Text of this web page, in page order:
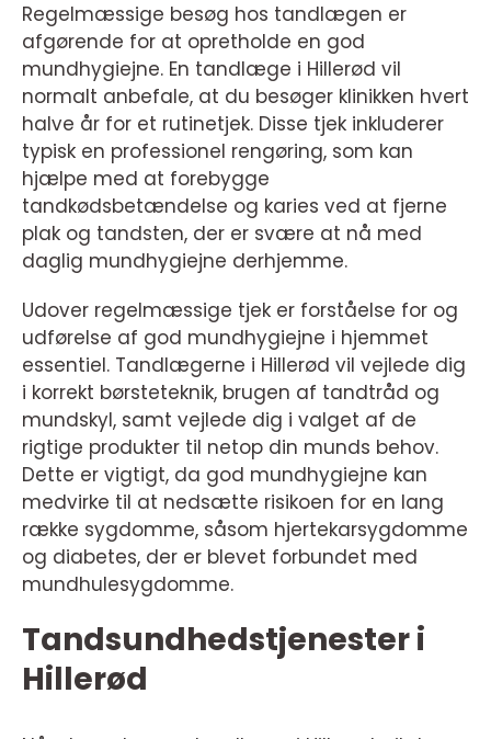
Regelmæssige besøg hos tandlægen er
afgørende for at opretholde en god
mundhygiejne. En tandlæge i Hillerød vil
normalt anbefale, at du besøger klinikken hvert
halve år for et rutinetjek. Disse tjek inkluderer
typisk en professionel rengøring, som kan
hjælpe med at forebygge
tandkødsbetændelse og karies ved at fjerne
plak og tandsten, der er svære at nå med
daglig mundhygiejne derhjemme.
Udover regelmæssige tjek er forståelse for og
udførelse af god mundhygiejne i hjemmet
essentiel. Tandlægerne i Hillerød vil vejlede dig
i korrekt børsteteknik, brugen af tandtråd og
mundskyl, samt vejlede dig i valget af de
rigtige produkter til netop din munds behov.
Dette er vigtigt, da god mundhygiejne kan
medvirke til at nedsætte risikoen for en lang
række sygdomme, såsom hjertekarsygdomme
og diabetes, der er blevet forbundet med
mundhulesygdomme.
Tandsundhedstjenester i
Hillerød